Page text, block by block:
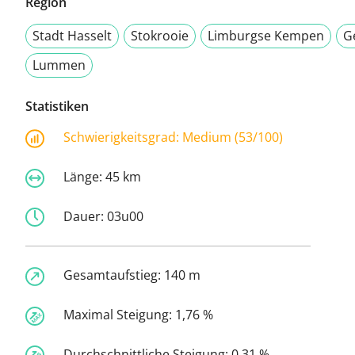
Stadt Hasselt
Stokrooie Limburgse Kempen
Lummen
Statistiken
Schwierigkeitsgrad: Medium (53/100)
Länge: 45 km
Dauer: 03u00
Gesamtaufstieg: 140 m
Maximal Steigung: 1,76 %